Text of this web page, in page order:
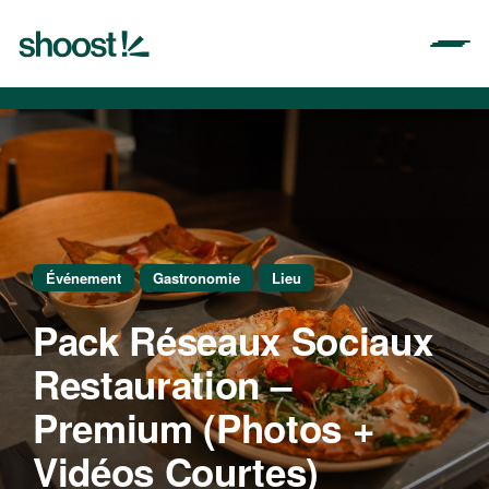
contenu
Événement Gastronomie Lieu
Pack Réseaux Sociaux
Restauration –
Premium (Photos +
Vidéos Courtes)